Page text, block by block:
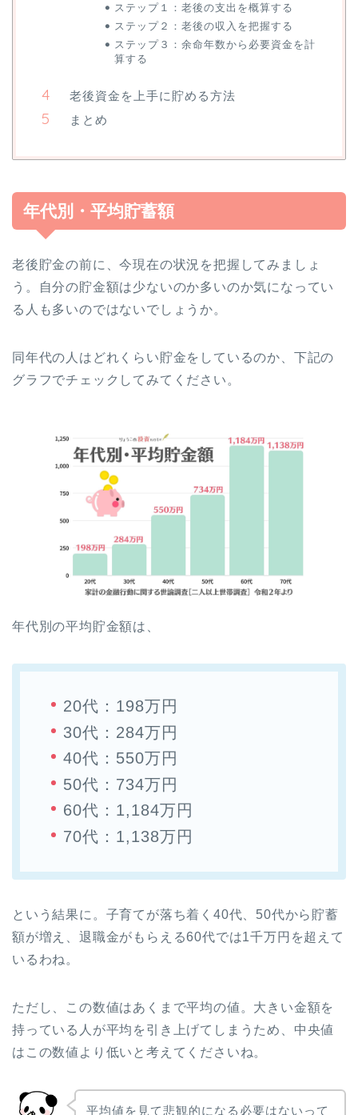
ステップ１：老後の支出を概算する
ステップ２：老後の収入を把握する
ステップ３：余命年数から必要資金を計
算する
老後資金を上手に貯める方法
まとめ
年代別・平均貯蓄額
老後貯金の前に、今現在の状況を把握してみましょ
う。自分の貯金額は少ないのか多いのか気になってい
る人も多いのではないでしょうか。
同年代の人はどれくらい貯金をしているのか、下記の
グラフでチェックしてみてください。
年代別の平均貯金額は、
20代：198万円
30代：284万円
40代：550万円
50代：734万円
60代：1,184万円
70代：1,138万円
という結果に。子育てが落ち着く40代、50代から貯蓄
額が増え、退職金がもらえる60代では1千万円を超えて
いるわね。
ただし、この数値はあくまで平均の値。大きい金額を
持っている人が平均を引き上げてしまうため、中央値
はこの数値より低いと考えてくださいね。
平均値を見て悲観的になる必要はないって